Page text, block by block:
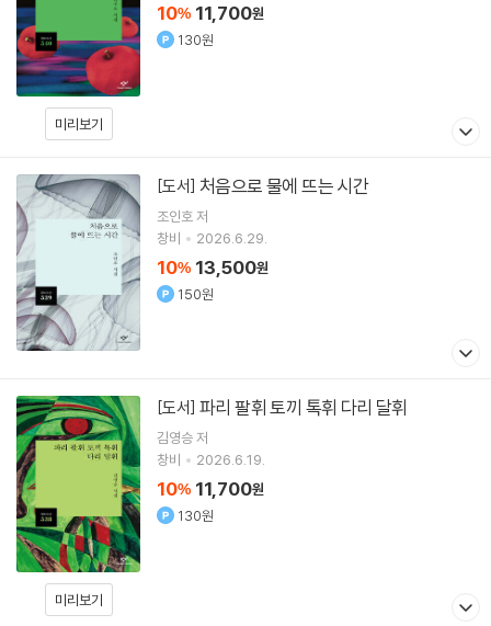
미리보기
10% 11,700원
130원
[도서] 처음으로 물에 뜨는 시간
조인호저
창비
2026.6.29.
10% 13,500원
150원
미리보기
[도서] 파리 팔휘 토끼 톡휘 다리 달휘
김영승저
창비
2026.6.19.
10% 11,700원
130원